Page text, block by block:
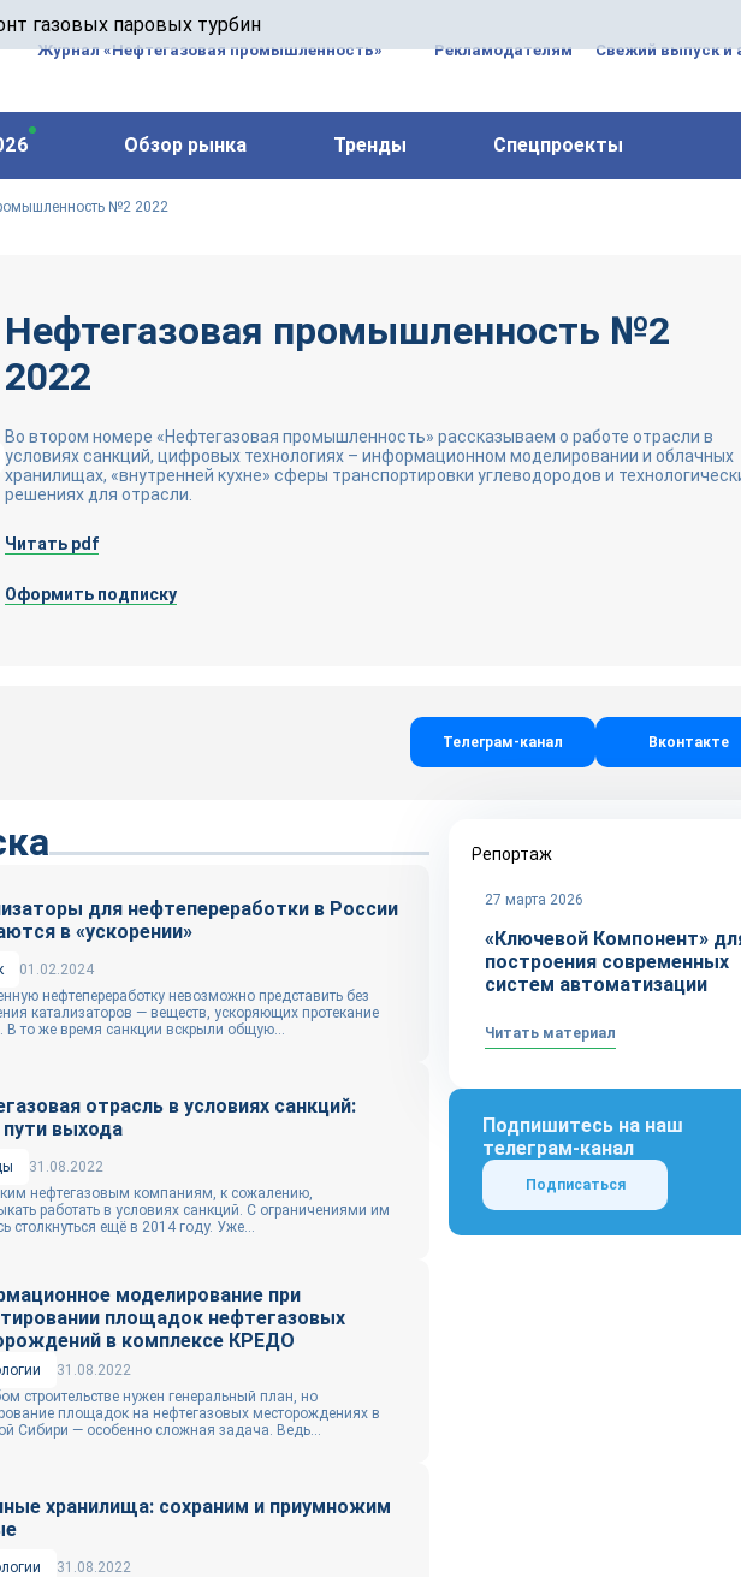
газовых паровых турбин
газовых и паровых турбин, комплексным ремонтом, восстановлением,
машин и компрессоров, которые работают на нефтегазовых,
Журнал «Нефтегазовая промышленность» Рекламодателям Свежий выпуск и
Обзор рынка Тренды Спецпроекты
№2 2022
Нефтегазовая промышленность №2
2022
Во втором номере «Нефтегазовая промышленность» рассказываем о работе отрасли в
условиях санкций, цифровых технологиях – информационном моделировании и облачных
хранилищах, «внутренней кухне» сферы транспортировки углеводородов и
решениях для отрасли.
Читать pdf
Оформить подписку
Телеграм-канал Вконтакте
для нефтепереработки в России
в «ускорении»
01.02.2024
нефтепереработку невозможно представить без
катализаторов — веществ, ускоряющих протекание
В то же время санкции вскрыли общую...
отрасль в условиях санкций:
выхода
31.08.2022
нефтегазовым компаниям, к сожалению,
работать в условиях санкций. С ограничениями им
столкнуться ещё в 2014 году. Уже...
моделирование при
площадок нефтегазовых
в комплексе КРЕДО
31.08.2022
строительстве нужен генеральный план, но
площадок на нефтегазовых месторождениях в
Сибири — особенно сложная задача. Ведь...
хранилища: сохраним и приумножим
31.08.2022
Репортаж
27 марта 2026
«Ключевой Компонент»
построения современных
систем автоматизации
Читать материал
Подпишитесь на наш
телеграм-канал
Подписаться